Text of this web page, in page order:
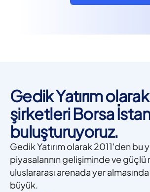
Gedik Yatırım olarak
şirketleri Borsa
buluşturuyoruz.
Gedik Yatırım olarak 2011'den bu
piyasalarının gelişiminde ve güçlü
uluslararası arenada yer
büyük.